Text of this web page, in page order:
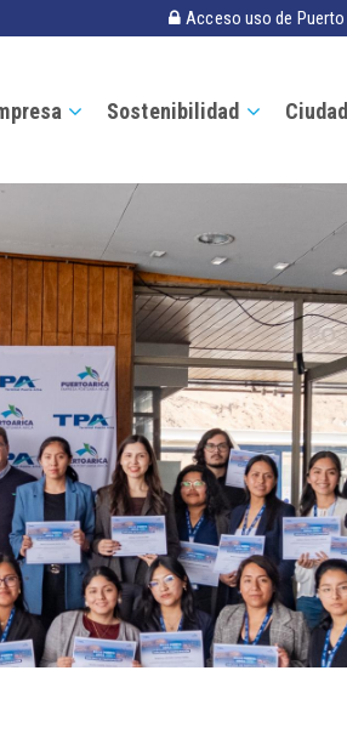
Acceso uso de Puerto
Sostenibilidad Ciudad